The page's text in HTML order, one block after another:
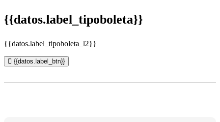
{{datos.label_tipoboleta}}
{{datos.label_tipoboleta_l2}}
{{datos.label_btn}}